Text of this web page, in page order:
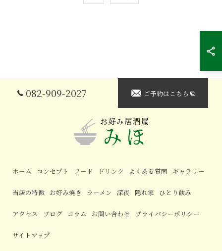
082-909-2027 ご予約はこちら
ホーム コンセプト フード ドリンク よくある質問 ギャラリー
当店の特徴 お好み焼き ラーメン 深夜 隠れ家 ひとり飲み
アクセス ブログ コラム お問い合わせ プライバシーポリシー
サイトマップ